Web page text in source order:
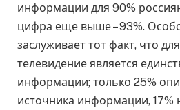
информации для 90%
цифра еще выше – 93%.
заслуживает тот факт, что
телевидение является
информации; только 25%
источника информации, 17%